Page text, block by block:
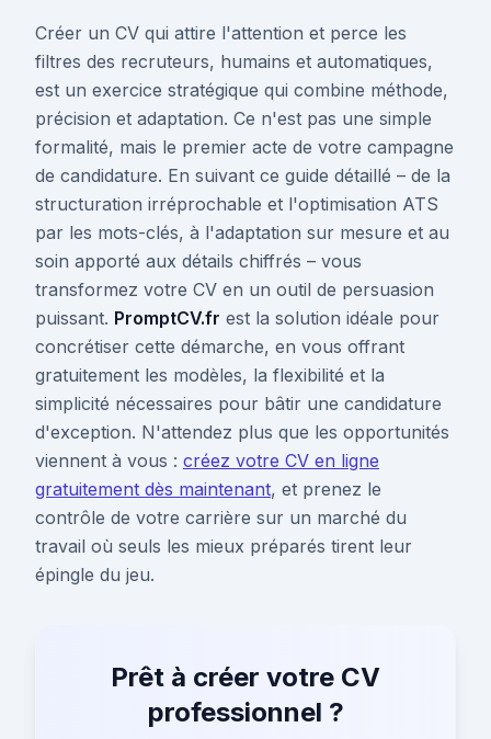
Créer un CV qui attire l'attention et perce les
filtres des recruteurs, humains et automatiques,
est un exercice stratégique qui combine méthode,
précision et adaptation. Ce n'est pas une simple
formalité, mais le premier acte de votre campagne
de candidature. En suivant ce guide détaillé – de la
structuration irréprochable et l'optimisation ATS
par les mots-clés, à l'adaptation sur mesure et au
soin apporté aux détails chiffrés – vous
transformez votre CV en un outil de persuasion
puissant. PromptCV.fr est la solution idéale pour
concrétiser cette démarche, en vous offrant
gratuitement les modèles, la flexibilité et la
simplicité nécessaires pour bâtir une candidature
d'exception. N'attendez plus que les opportunités
viennent à vous : créez votre CV en ligne
gratuitement dès maintenant, et prenez le
contrôle de votre carrière sur un marché du
travail où seuls les mieux préparés tirent leur
épingle du jeu.
Prêt à créer votre CV
professionnel ?